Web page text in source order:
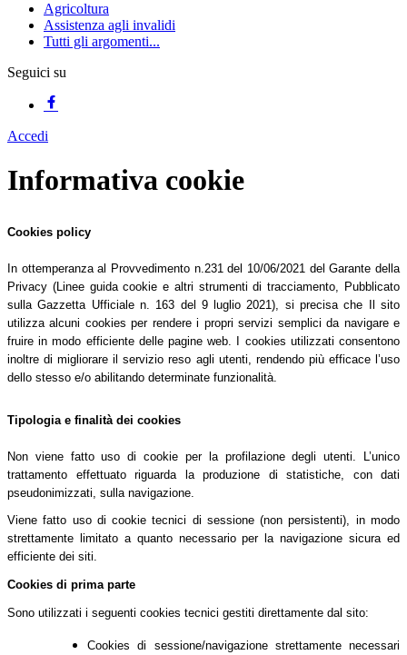
Agricoltura
Assistenza agli invalidi
Tutti gli argomenti...
Seguici su
Accedi
Informativa cookie
Cookies policy
In ottemperanza al Provvedimento n.231 del 10/06/2021 del Garante della
Privacy (Linee guida cookie e altri strumenti di tracciamento, Pubblicato
sulla Gazzetta Ufficiale n. 163 del 9 luglio 2021), si precisa che Il sito
utilizza alcuni cookies per rendere i propri servizi semplici da navigare e
fruire in modo efficiente delle pagine web. I cookies utilizzati consentono
inoltre di migliorare il servizio reso agli utenti, rendendo più efficace l’uso
dello stesso e/o abilitando determinate funzionalità.
Tipologia e finalità dei cookies
Non viene fatto uso di cookie per la profilazione degli utenti. L’unico
trattamento effettuato riguarda la produzione di statistiche, con dati
pseudonimizzati, sulla navigazione.
Viene fatto uso di cookie tecnici di sessione (non persistenti), in modo
strettamente limitato a quanto necessario per la navigazione sicura ed
efficiente dei siti.
Cookies di prima parte
Sono utilizzati i seguenti cookies tecnici gestiti direttamente dal sito:
Cookies di sessione/navigazione strettamente necessari